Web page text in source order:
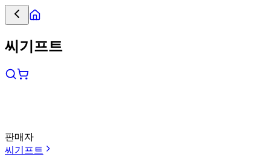
씨기프트
판매자
씨기프트